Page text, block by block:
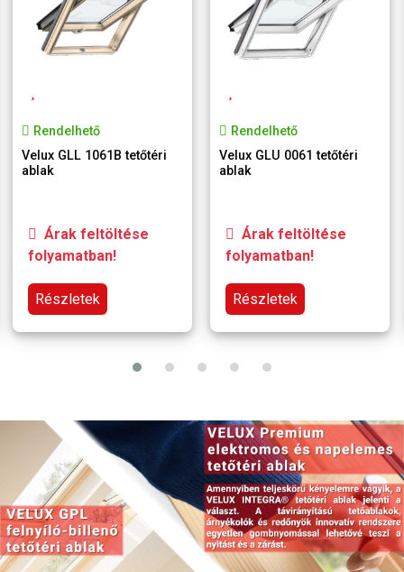
Rendelhető
Velux GLL 1061B tetőtéri
ablak
Árak feltöltése
folyamatban!
Részletek
Rendelhető
Velux GLU 0061 tetőtéri
ablak
Árak feltöltése
folyamatban!
Részletek